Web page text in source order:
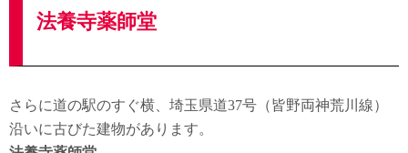
法養寺薬師堂
さらに道の駅のすぐ横、埼玉県道37号（皆野両神荒川線）
沿いに古びた建物があります。